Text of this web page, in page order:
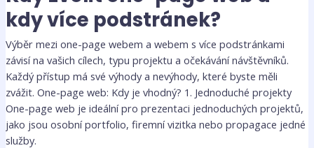
kdy více podstránek?
Výběr mezi one-page webem a webem s více podstránkami
závisí na vašich cílech, typu projektu a očekávání návštěvníků.
Každý přístup má své výhody a nevýhody, které byste měli
zvážit. One-page web: Kdy je vhodný? 1. Jednoduché projekty
One-page web je ideální pro prezentaci jednoduchých projektů,
jako jsou osobní portfolio, firemní vizitka nebo propagace jedné
služby.